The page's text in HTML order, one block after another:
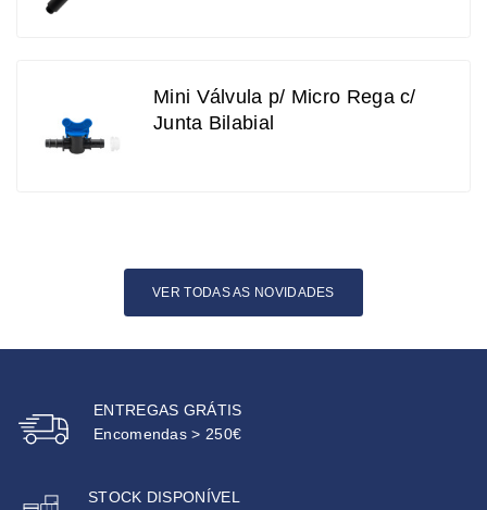
Mini Válvula p/ Micro Rega c/
Junta Bilabial
VER TODAS AS NOVIDADES
ENTREGAS GRÁTIS
Encomendas > 250€
STOCK DISPONÍVEL